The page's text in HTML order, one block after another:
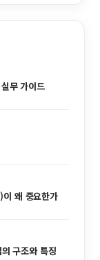
무 가이드
왜 중요한가
구조와 특징